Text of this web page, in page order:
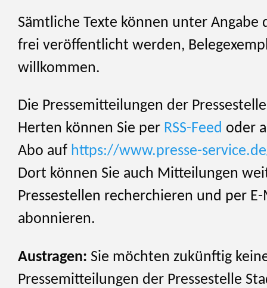
Sämtliche Texte können unter Angabe
frei veröffentlicht werden,
willkommen.
Die Pressemitteilungen der
Herten können Sie per RSS-Feed oder
Abo auf https://www.presse-
Dort können Sie auch Mitteilungen
Pressestellen recherchieren und per
abonnieren.
Austragen: Sie möchten zukünftig
Pressemitteilungen der Pressestelle